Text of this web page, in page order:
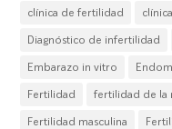
clínica de fertilidad
Diagnóstico de infertilidad
Embarazo in vitro
Fertilidad
fertilidad de la
Fertilidad masculina